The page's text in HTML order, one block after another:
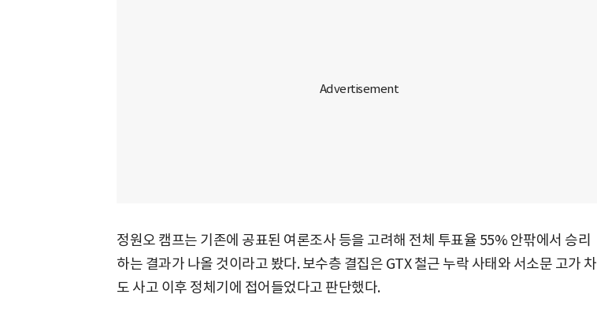
정원오 캠프는 기존에 공표된 여론조사 등을 고려해 전체 투표율 55% 안팎에서 승리
하는 결과가 나올 것이라고 봤다. 보수층 결집은 GTX 철근 누락 사태와 서소문 고가 차
도 사고 이후 정체기에 접어들었다고 판단했다.